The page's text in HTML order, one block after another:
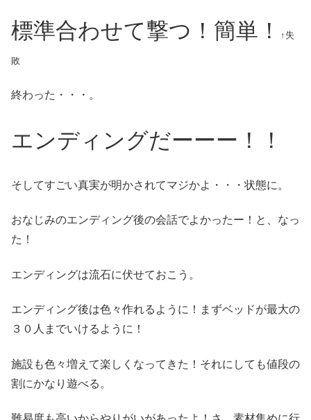
標準合わせて撃つ！簡単！ ↑失
敗
終わった・・・。
エンディングだーーー！！
そしてすごい真実が明かされてマジかよ・・・状態に。
おなじみのエンディング後の会話でよかったー！と、なっ
た！
エンディングは流石に伏せておこう。
エンディング後は色々作れるように！まずベッドが最大の
３０人までいけるように！
施設も色々増えて楽しくなってきた！それにしても値段の
割にかなり遊べる。